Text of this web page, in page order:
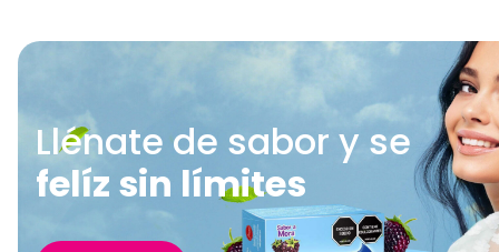
Llénate de sabor y se
felíz sin límites